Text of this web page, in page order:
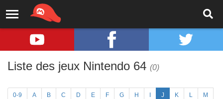
Liste des jeux Nintendo 64 (0)
0-9 A B C D E F G H J K L M